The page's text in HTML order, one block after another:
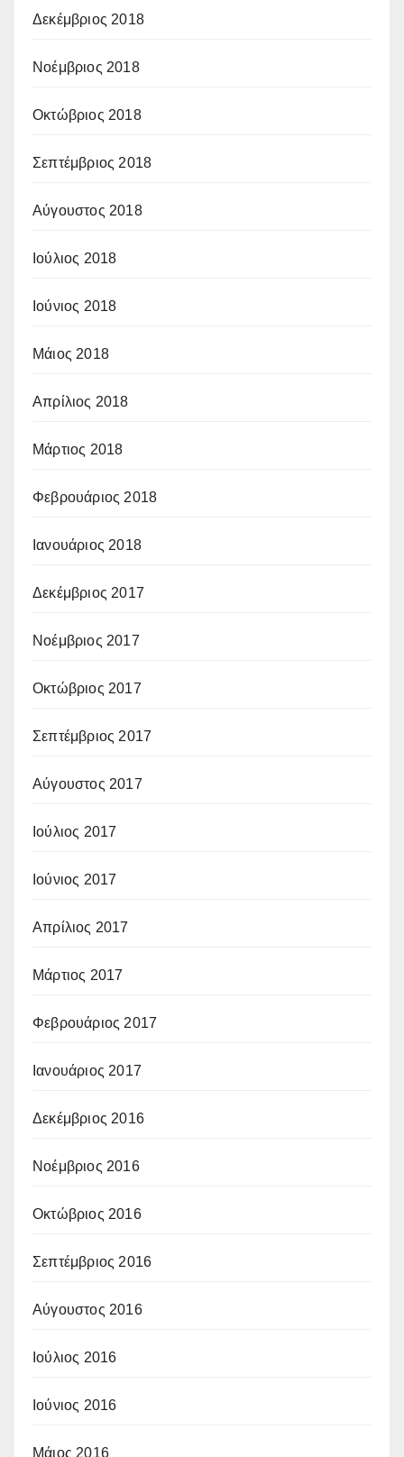
Δεκέμβριος 2018
Νοέμβριος 2018
Οκτώβριος 2018
Σεπτέμβριος 2018
Αύγουστος 2018
Ιούλιος 2018
Ιούνιος 2018
Μάιος 2018
Απρίλιος 2018
Μάρτιος 2018
Φεβρουάριος 2018
Ιανουάριος 2018
Δεκέμβριος 2017
Νοέμβριος 2017
Οκτώβριος 2017
Σεπτέμβριος 2017
Αύγουστος 2017
Ιούλιος 2017
Ιούνιος 2017
Απρίλιος 2017
Μάρτιος 2017
Φεβρουάριος 2017
Ιανουάριος 2017
Δεκέμβριος 2016
Νοέμβριος 2016
Οκτώβριος 2016
Σεπτέμβριος 2016
Αύγουστος 2016
Ιούλιος 2016
Ιούνιος 2016
Μάιος 2016